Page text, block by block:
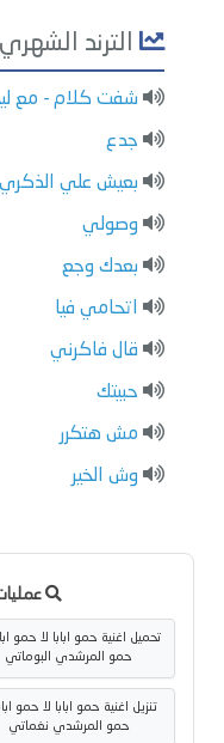
الترند الشهري
شفت كلام - مع
جدع
بعيش علي الذكري
وصولي
بعدك وجع
اتحامي فيا
قال فاكرني
حبيتك
مش هتكرر
وش الخير
تحميل اغنية حمو ابابا لا حمو
حمو المرشدي البوماتي
تنزيل اغنية حمو ابابا لا حمو
حمو المرشدي نغماتي